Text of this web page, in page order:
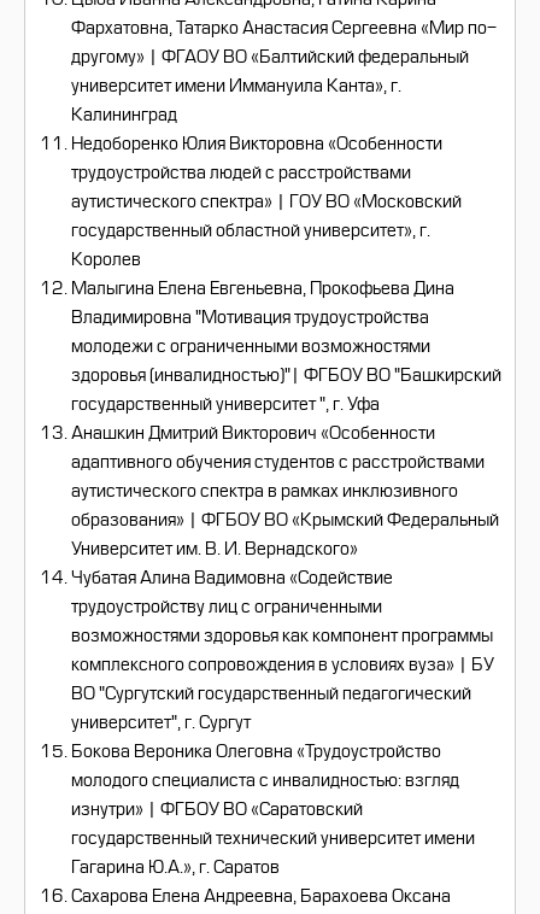
Фархатовна, Татарко Анастасия Сергеевна «Мир по-
другому» | ФГАОУ ВО «Балтийский федеральный
университет имени Иммануила Канта», г.
Калининград
Недоборенко Юлия Викторовна «Особенности
трудоустройства людей с расстройствами
аутистического спектра» | ГОУ ВО «Московский
государственный областной университет», г.
Королев
Малыгина Елена Евгеньевна, Прокофьева Дина
Владимировна "Мотивация трудоустройства
молодежи с ограниченными возможностями
здоровья (инвалидностью)"| ФГБОУ ВО "Башкирский
государственный университет ", г. Уфа
Анашкин Дмитрий Викторович «Особенности
адаптивного обучения студентов с расстройствами
аутистического спектра в рамках инклюзивного
образования» | ФГБОУ ВО «Крымский Федеральный
Университет им. В. И. Вернадского»
Чубатая Алина Вадимовна «Содействие
трудоустройству лиц с ограниченными
возможностями здоровья как компонент программы
комплексного сопровождения в условиях вуза» | БУ
ВО "Сургутский государственный педагогический
университет", г. Сургут
Бокова Вероника Олеговна «Трудоустройство
молодого специалиста с инвалидностью: взгляд
изнутри» | ФГБОУ ВО «Саратовский
государственный технический университет имени
Гагарина Ю.А.», г. Саратов
Сахарова Елена Андреевна, Барахоева Оксана